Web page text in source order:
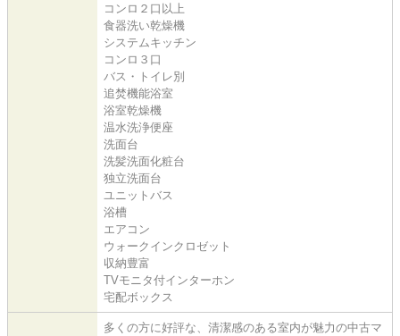
コンロ２口以上
食器洗い乾燥機
システムキッチン
コンロ３口
バス・トイレ別
追焚機能浴室
浴室乾燥機
温水洗浄便座
洗面台
洗髪洗面化粧台
独立洗面台
ユニットバス
浴槽
エアコン
ウォークインクロゼット
収納豊富
TVモニタ付インターホン
宅配ボックス
多くの方に好評な、清潔感のある室内が魅力の中古マ